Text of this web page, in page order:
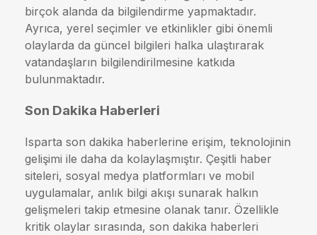
birçok alanda da bilgilendirme yapmaktadır.
Ayrıca, yerel seçimler ve etkinlikler gibi önemli
olaylarda da güncel bilgileri halka ulaştırarak
vatandaşların bilgilendirilmesine katkıda
bulunmaktadır.
Son Dakika Haberleri
Isparta son dakika haberlerine erişim, teknolojinin
gelişimi ile daha da kolaylaşmıştır. Çeşitli haber
siteleri, sosyal medya platformları ve mobil
uygulamalar, anlık bilgi akışı sunarak halkın
gelişmeleri takip etmesine olanak tanır. Özellikle
kritik olaylar sırasında, son dakika haberleri